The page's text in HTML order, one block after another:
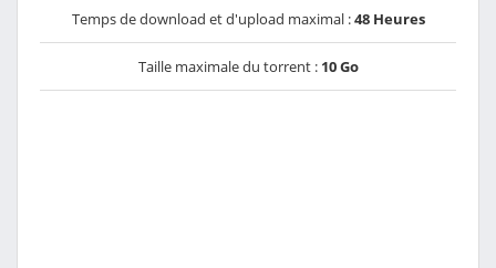
Temps de download et d'upload maximal :48 Heures
Taille maximale du torrent : 10 Go